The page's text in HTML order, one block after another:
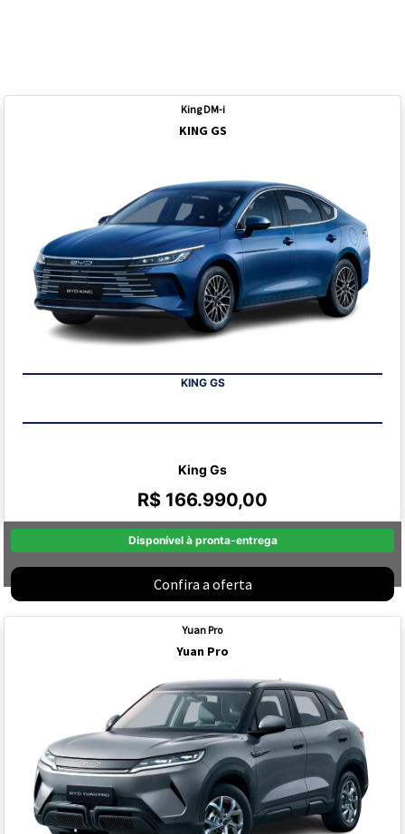
King DM-i
KING GS
KING GS
King Gs
R$ 166.990,00
Disponível à pronta-entrega
Confira a oferta
Yuan Pro
Yuan Pro